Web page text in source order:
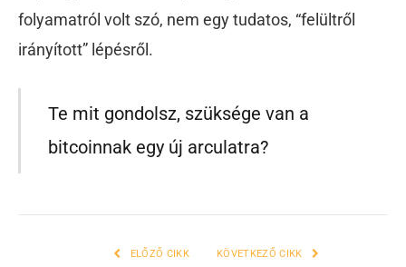
folyamatról volt szó, nem egy tudatos, “felültről
irányított” lépésről.
Te mit gondolsz, szüksége van a
bitcoinnak egy új arculatra?
ELŐZŐ CIKK KÖVETKEZŐ CIKK